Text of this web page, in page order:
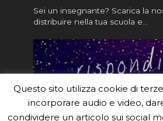
Sei un insegnante? Scarica la
distribuire nella tua scuola e…
Questo sito utilizza cookie di
incorporare audio e video,
condividere un articolo sui social